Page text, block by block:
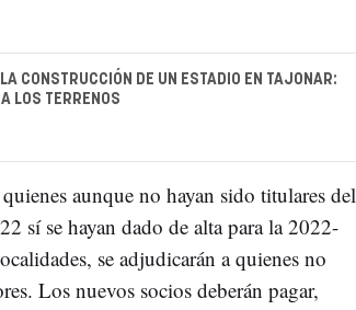
CONSTRUCCIÓN DE UN ESTADIO EN TAJONAR:
LOS TERRENOS
aunque no hayan sido titulares del
sí se hayan dado de alta para la 2022-
se adjudicarán a quienes no
Los nuevos socios deberán pagar,